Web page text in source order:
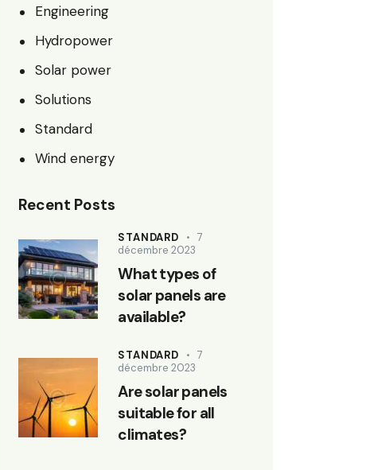
Engineering
Hydropower
Solar power
Solutions
Standard
Wind energy
Recent Posts
STANDARD
7
décembre 2023
What types of
solar panels are
available?
STANDARD
7
décembre 2023
Are solar panels
suitable for all
climates?